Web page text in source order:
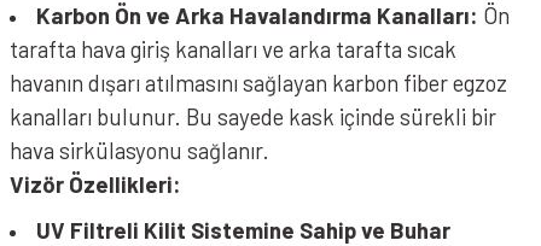
Karbon Ön ve Arka Havalandırma Kanalları: Ön
tarafta hava giriş kanalları ve arka tarafta sıcak
havanın dışarı atılmasını sağlayan karbon fiber egzoz
kanalları bulunur. Bu sayede kask içinde sürekli bir
hava sirkülasyonu sağlanır.
Vizör Özellikleri:
UV Filtreli Kilit Sistemine Sahip ve Buhar